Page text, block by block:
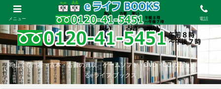
岡山で専門書・古本・古書の買取、ゲームソフト・DVD・CDの出張買取をす
るeライフ ブックス
メニュー 電話